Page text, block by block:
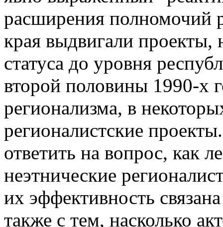
расширения полномочий
края выдвигали
статуса до уровня
второй половины 1990-х
регионализма, в
регионалистские
ответить на вопрос, как
неэтнические
их эффективность
также с тем, насколько